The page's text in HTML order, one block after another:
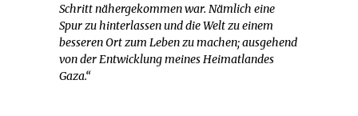
Schritt nähergekommen war. Nämlich eine
Spur zu hinterlassen und die Welt zu einem
besseren Ort zum Leben zu machen; ausgehend
von der Entwicklung meines Heimatlandes
Gaza.“